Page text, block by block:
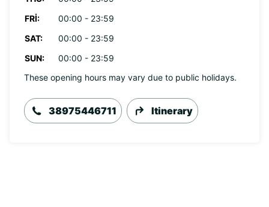
FRI:
00:00 - 23:59
SAT:
00:00 - 23:59
SUN:
00:00 - 23:59
These opening hours may vary due to public holidays.
38975446711 Itinerary